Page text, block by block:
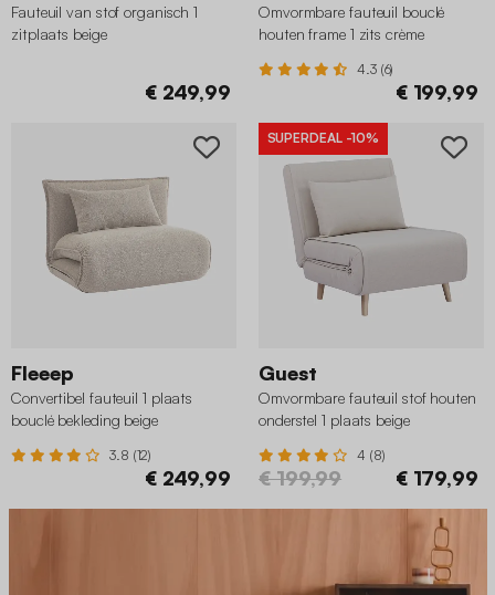
Fauteuil van stof organisch 1
zitplaats beige
€ 249,99
Omvormbare fauteuil bouclé
houten frame 1 zits crème
4.3 (6)
€ 199,99
Fleeep
Convertibel fauteuil 1 plaats
bouclé bekleding beige
3.8 (12)
€ 249,99
SUPERDEAL -10%
Guest
Omvormbare fauteuil stof houten
onderstel 1 plaats beige
4 (8)
€ 199,99 € 179,99